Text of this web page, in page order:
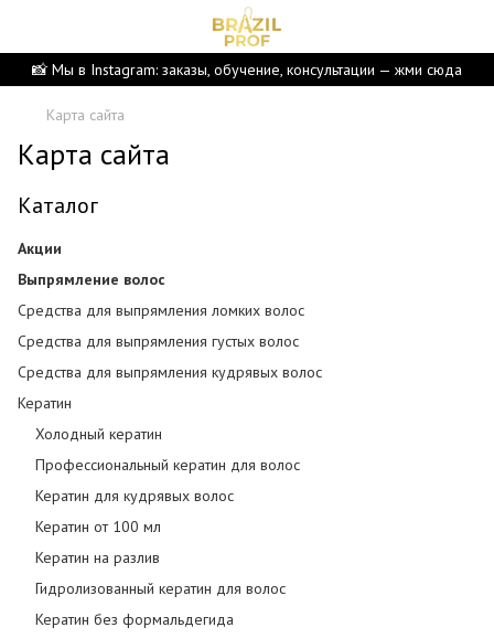
📸 Мы в Instagram: заказы, обучение, консультации — жми сюда
Карта сайта
Карта сайта
Каталог
Акции
Выпрямление волос
Средства для выпрямления ломких волос
Средства для выпрямления густых волос
Средства для выпрямления кудрявых волос
Кератин
Холодный кератин
Профессиональный кератин для волос
Кератин для кудрявых волос
Кератин от 100 мл
Кератин на разлив
Гидролизованный кератин для волос
Кератин без формальдегида